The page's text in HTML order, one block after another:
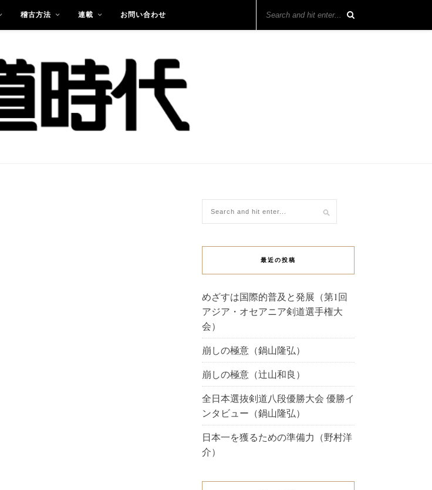
稽古方法 連載 お問い合わせ
最近の投稿
めざすは国際的普及と発展（第1回
アジア・オセアニア剣道選手権大
会）
崩しの極意（鍋山隆弘）
崩しの極意（辻山和良）
全日本選抜剣道八段優勝大会 優勝イ
ンタビュー（鍋山隆弘）
日本一を獲るための準備力（野村洋
介）